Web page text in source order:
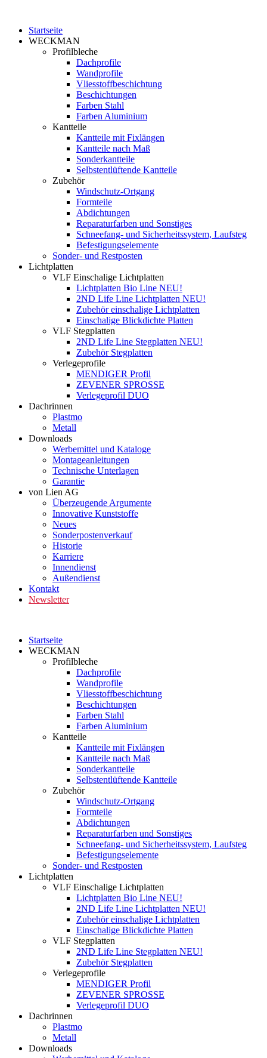
Startseite
WECKMAN
Profilbleche
Dachprofile
Wandprofile
Vliesstoffbeschichtung
Beschichtungen
Farben Stahl
Farben Aluminium
Kantteile
Kantteile mit Fixlängen
Kantteile nach Maß
Sonderkantteile
Selbstentlüftende Kantteile
Zubehör
Windschutz-Ortgang
Formteile
Abdichtungen
Reparaturfarben und Sonstiges
Schneefang- und Sicherheitssystem, Laufsteg
Befestigungselemente
Sonder- und Restposten
Lichtplatten
VLF Einschalige Lichtplatten
Lichtplatten Bio Line NEU!
2ND Life Line Lichtplatten NEU!
Zubehör einschalige Lichtplatten
Einschalige Blickdichte Platten
VLF Stegplatten
2ND Life Line Stegplatten NEU!
Zubehör Stegplatten
Verlegeprofile
MENDIGER Profil
ZEVENER SPROSSE
Verlegeprofil DUO
Dachrinnen
Plastmo
Metall
Downloads
Werbemittel und Kataloge
Montageanleitungen
Technische Unterlagen
Garantie
von Lien AG
Überzeugende Argumente
Innovative Kunststoffe
Neues
Sonderpostenverkauf
Historie
Karriere
Innendienst
Außendienst
Kontakt
Newsletter
Startseite
WECKMAN
Profilbleche
Dachprofile
Wandprofile
Vliesstoffbeschichtung
Beschichtungen
Farben Stahl
Farben Aluminium
Kantteile
Kantteile mit Fixlängen
Kantteile nach Maß
Sonderkantteile
Selbstentlüftende Kantteile
Zubehör
Windschutz-Ortgang
Formteile
Abdichtungen
Reparaturfarben und Sonstiges
Schneefang- und Sicherheitssystem, Laufsteg
Befestigungselemente
Sonder- und Restposten
Lichtplatten
VLF Einschalige Lichtplatten
Lichtplatten Bio Line NEU!
2ND Life Line Lichtplatten NEU!
Zubehör einschalige Lichtplatten
Einschalige Blickdichte Platten
VLF Stegplatten
2ND Life Line Stegplatten NEU!
Zubehör Stegplatten
Verlegeprofile
MENDIGER Profil
ZEVENER SPROSSE
Verlegeprofil DUO
Dachrinnen
Plastmo
Metall
Downloads